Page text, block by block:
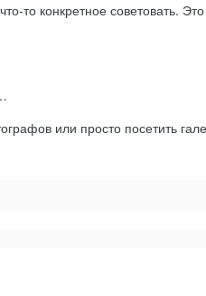
то конкретное советовать.
или просто посетить